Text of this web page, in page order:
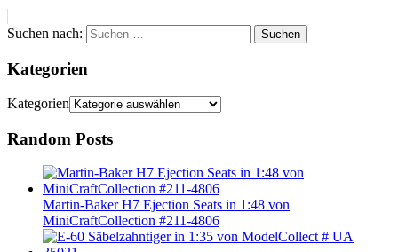
Suchen nach: Suchen
Kategorien
Kategorien
Random Posts
Martin-Baker H7 Ejection Seats in 1:48 von
MiniCraftCollection #211-4806